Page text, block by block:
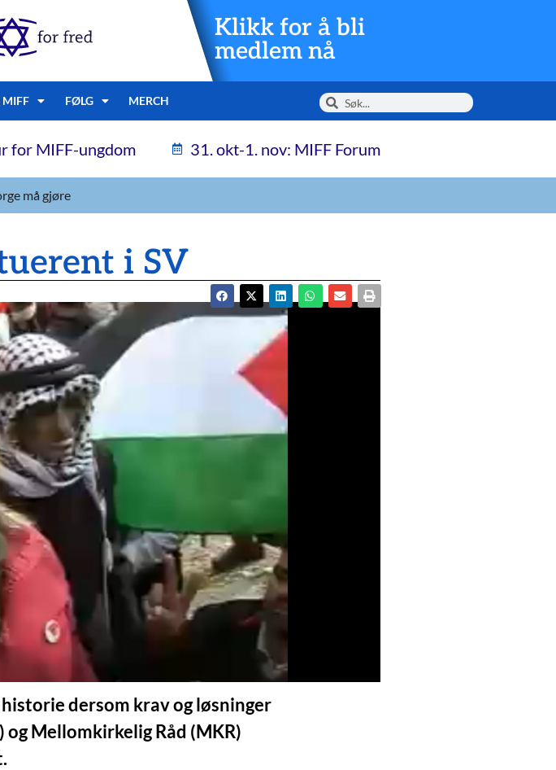
Klikk for å bli
medlem nå
FØLG MERCH
for MIFF-ungdom 31. okt-1. nov: MIFF Forum
må gjøre
i SV
dersom krav og løsninger
Mellomkirkelig Råd (MKR)